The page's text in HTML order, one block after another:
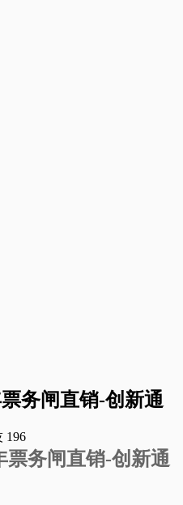
务闸直销-创新通
196
票务闸直销-创新通